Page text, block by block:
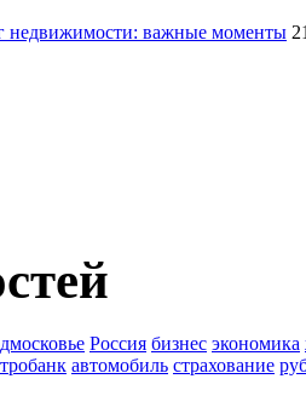
недвижимости: важные моменты
Россия бизнес экономика
автомобиль страхование